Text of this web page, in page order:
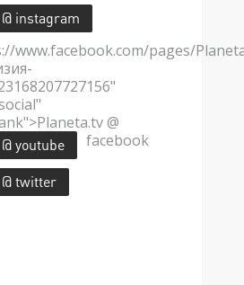
instagram
www.facebook.com/pages/
@
facebook
youtube
twitter